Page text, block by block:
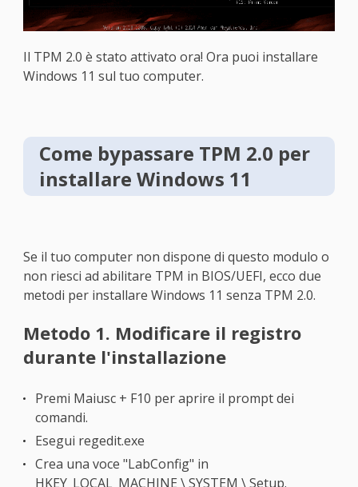
Il TPM 2.0 è stato attivato ora! Ora puoi installare
Windows 11 sul tuo computer.
Come bypassare TPM 2.0 per
installare Windows 11
Se il tuo computer non dispone di questo modulo o
non riesci ad abilitare TPM in BIOS/UEFI, ecco due
metodi per installare Windows 11 senza TPM 2.0.
Metodo 1. Modificare il registro
durante l'installazione
Premi Maiusc + F10 per aprire il prompt dei
comandi.
Esegui regedit.exe
Crea una voce "LabConfig" in
HKEY_LOCAL_MACHINE \ SYSTEM \ Setup.